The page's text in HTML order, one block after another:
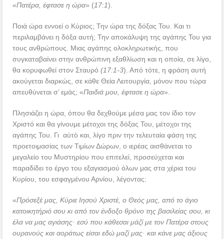
«Πατέρα, έφτασε η ώρα» (17:1).
Ποιά ώρα εννοεί ο Κύριος; Την ώρα της δόξας Του. Και τι
περιλαμβάνει η δόξα αυτή; Την αποκάλυψη της αγάπης Του για
τους ανθρώπους. Μιας αγάπης ολοκληρωτικής, που
συγκαταβαίνει στην ανθρώπινη εξαθλίωση και η οποία, σε λίγο,
θα κορυφωθεί στον Σταυρό(17:1-3). Από τότε, η φράση αυτή
ακούγεται διαρκώς, σε κάθε Θεία Λειτουργία, μόνον που τώρα
απευθύνεται σ’ εμάς; «Παιδιά μου, έφτασε η ώρα».
Πλησιάζει η ώρα, όπου θα δεχθούμε μέσα μας τον ίδιο τον
Χριστό και θα γίνουμε μέτοχοι της δόξας Του, μέτοχοι της
αγάπης Του. Γι αὐτὸ και, λίγο πριν την τελευταία φάση της
προετοιμασίας των Τιμίων Δώρων, ο ιερέας αισθάνεται το
μεγαλείο του Μυστηρίου που επιτελεί, προσεύχεται και
παραδίδει το έργο του εξαγιασμού όλων μας στα χέρια του
Κυρίου, του εσφαγμένου Αρνίου, λέγοντας:
«Πρόσεξέ μας, Κύριε Ιησού Χριστέ, ο Θεός μας, από το άγιο
κατοικητήριό σου κι από τον ένδοξο θρόνο της βασιλείας σου, κι
έλα να μας αγιάσης· εσύ που κάθεσαι μάζί με τον Πατέρα στους
ουρανούς και αοράτως είσαι εδώ μαζί μας· και κάνε μας άξιους